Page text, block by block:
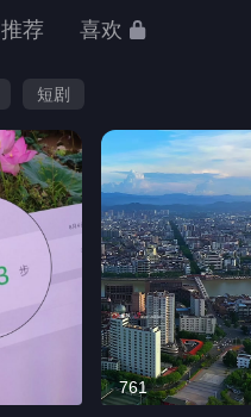
推荐 喜欢
短剧
761